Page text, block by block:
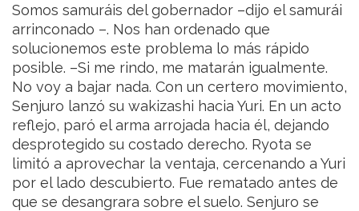
Somos samuráis del gobernador –dijo el samurái
arrinconado –. Nos han ordenado que
solucionemos este problema lo más rápido
posible. –Si me rindo, me matarán igualmente.
No voy a bajar nada. Con un certero movimiento,
Senjuro lanzó su wakizashi hacia Yuri. En un acto
reflejo, paró el arma arrojada hacia él, dejando
desprotegido su costado derecho. Ryota se
limitó a aprovechar la ventaja, cercenando a Yuri
por el lado descubierto. Fue rematado antes de
que se desangrara sobre el suelo. Senjuro se